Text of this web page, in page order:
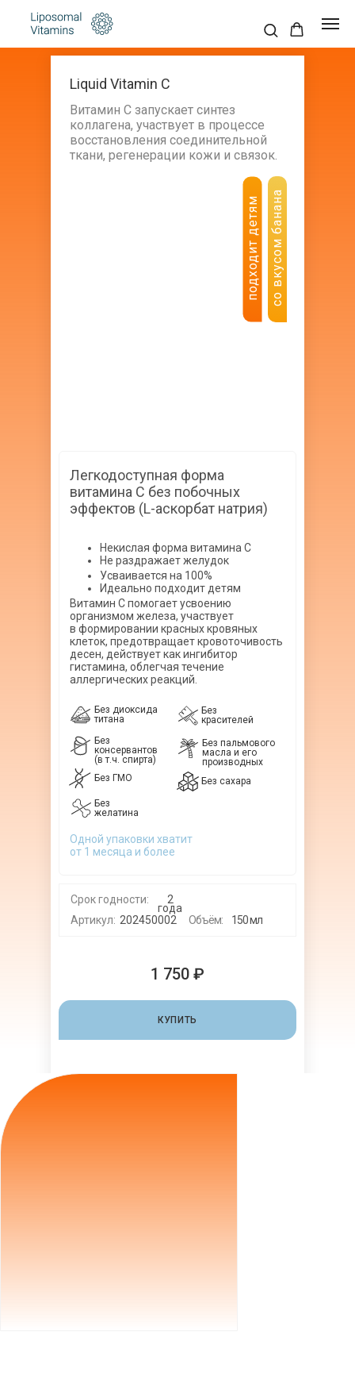
Liquid Vitamin C
Витамин С запускает синтез
коллагена, участвует в процессе
восстановления соединительной
ткани, регенерации кожи и связок.
Легкодоступная форма
витамина С без побочных
эффектов (L-аскорбат натрия)
Витамин С помогает усвоению
организмом железа, участвует
в формировании красных кровяных
клеток, предотвращает кровоточивость
десен, действует как ингибитор
гистамина, облегчая течение
аллергических реакций.
подходит детям
1 750 ₽
КУПИТЬ
Одной упаковки хватит
от 1 месяца и более
Некислая форма витамина С
Не раздражает желудок
Срок годности: 2
года
Артикул: 202450002 Объём: 150 мл
Усваивается на 100%
Идеально подходит детям
Без диоксида
титана
Без сахара
Без ГМО
Без
консервантов
(в т.ч. спирта)
Без
красителей
Без пальмового
масла и его
производных
Без
желатина
со вкусом банана